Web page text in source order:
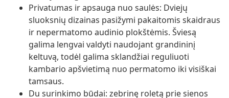
Privatumas ir apsauga nuo saulės: Dviejų
sluoksnių dizainas pasižymi pakaitomis skaidraus
ir nepermatomo audinio plokštėmis. Šviesą
galima lengvai valdyti naudojant grandininį
keltuvą, todėl galima sklandžiai reguliuoti
kambario apšvietimą nuo permatomo iki visiškai
tamsaus.
Du surinkimo būdai: zebrinę roletą prie sienos